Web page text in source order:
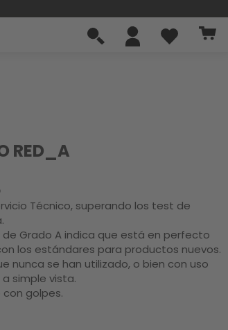
RED_A
Técnico, superando los test de
de Grado A indica que está en perfecto
los estándares para productos nuevos.
nunca se han utilizado, o bien con uso
simple vista.
con golpes.